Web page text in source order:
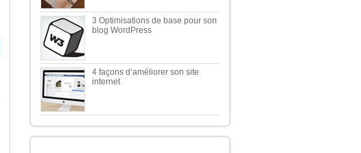
3 Optimisations de base pour son
blog WordPress
4 façons d’améliorer son site
internet